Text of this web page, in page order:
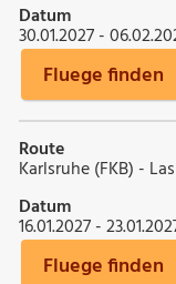
Datum
30.01.2027 -
Fluege finden
Route
Karlsruhe (FKB) -
Datum
16.01.2027 -
Fluege finden